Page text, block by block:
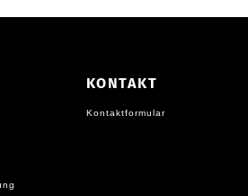
KONTAKT
Kontaktformular